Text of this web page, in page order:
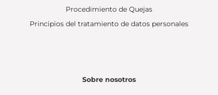
Procedimiento de Quejas
Principios del tratamiento de datos personales
Sobre nosotros